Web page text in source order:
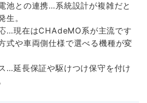
池との連携…系統設計が複雑だと
生。
…現在はCHAdeMO系が主流です
式や車両側仕様で選べる機種が変
…延長保証や駆けつけ保守を付け